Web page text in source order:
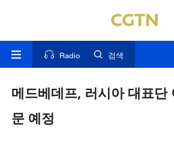
Radio 검색
메드베데프, 러시아 대표단
문 예정